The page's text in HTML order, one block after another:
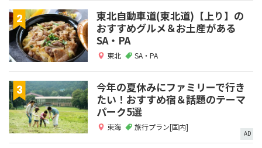
東北自動車道(東北道)【上り】の
おすすめグルメ＆お土産がある
SA・PA
東北 SA・PA
今年の夏休みにファミリーで行き
たい！おすすめ宿＆話題のテーマ
パーク5選
東海 旅行プラン[国内]
AD